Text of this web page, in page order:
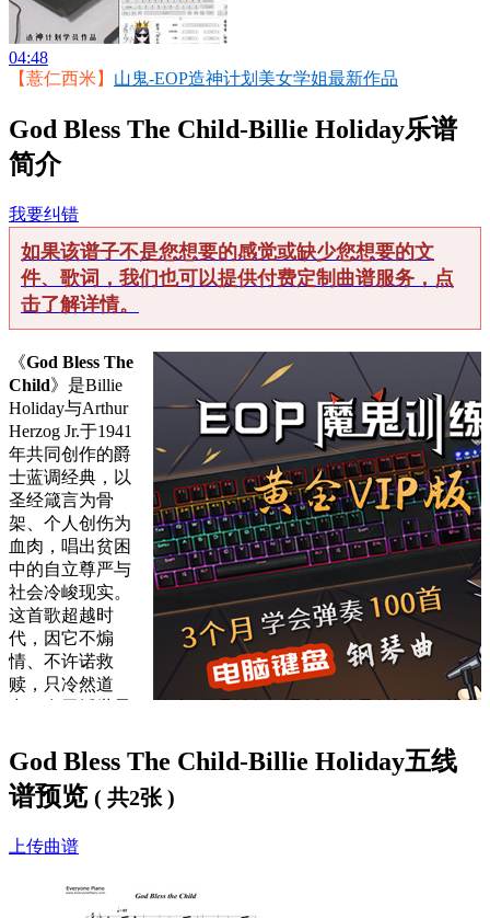
04:48
【薏仁西米】 山鬼-EOP造神计划美女学姐最新作品
God Bless The Child-Billie Holiday乐谱
简介
我要纠错
如果该谱子不是您想要的感觉或缺少您想要的文
件、歌词，我们也可以提供付费定制曲谱服务，点
击了解详情。
《God Bless The
Child》是Billie
Holiday与Arthur
Herzog Jr.于1941
年共同创作的爵
士蓝调经典，以
圣经箴言为骨
架、个人创伤为
血肉，唱出贫困
中的自立尊严与
社会冷峻现实。
这首歌超越时
代，因它不煽
情、不许诺救
赎，只冷然道
歌词下方是God Bless The Child钢琴谱，大家可以免费下载学
习。
God Bless The Child歌词：
Them that's got shall get
Them that's not shall lose
God Bless The Child-Billie Holiday五线
谱预览 ( 共2张 )
上传曲谱